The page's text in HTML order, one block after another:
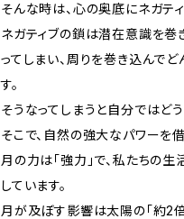
そんな時は、心の奥底にネガテ
ネガティブの鎖は潜在意識を巻
ってしまい、周りを巻き込んで
す。
そうなってしまうと自分ではどう
そこで、自然の強大なパワーを借
月の力は「強力」で、私たちの
しています。
月が及ぼす影響は太陽の「約2